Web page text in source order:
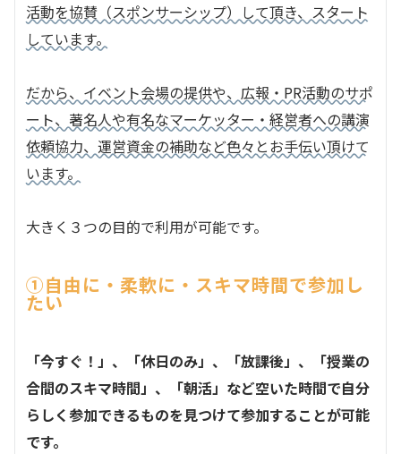
活動を協賛（スポンサーシップ）して頂き、スタート
しています。
だから、イベント会場の提供や、広報・PR活動のサポ
ート、著名人や有名なマーケッター・経営者への講演
依頼協力、運営資金の補助など色々とお手伝い頂けて
います。
大きく３つの目的で利用が可能です。
①自由に・柔軟に・スキマ時間で参加し
たい
「今すぐ！」、「休日のみ」、「放課後」、「授業の
合間のスキマ時間」、「朝活」など空いた時間で自分
らしく参加できるものを見つけて参加することが可能
です。